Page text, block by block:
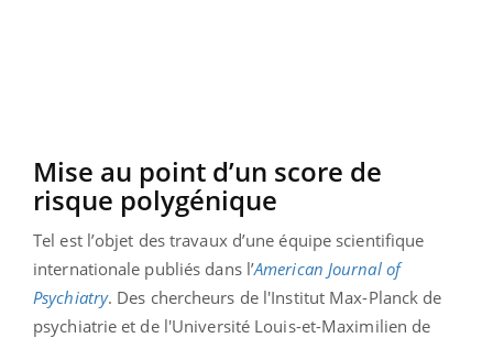
Mise au point d’un score de
risque polygénique
Tel est l’objet des travaux d’une équipe scientifique
internationale publiés dans l’American Journal of
Psychiatry. Des chercheurs de l'Institut Max-Planck de
psychiatrie et de l'Université Louis-et-Maximilien de